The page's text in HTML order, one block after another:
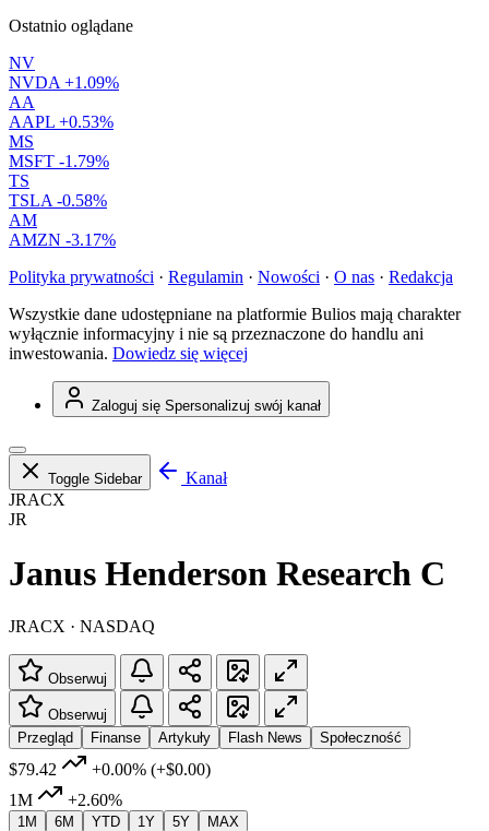
Ostatnio oglądane
NV
NVDA +1.09%
AA
AAPL +0.53%
MS
MSFT -1.79%
TS
TSLA -0.58%
AM
AMZN -3.17%
Polityka prywatności · Regulamin · Nowości · O nas · Redakcja
Wszystkie dane udostępniane na platformie Bulios mają charakter
wyłącznie informacyjny i nie są przeznaczone do handlu ani
inwestowania. Dowiedz się więcej
Zaloguj się Spersonalizuj swój kanał
Toggle Sidebar
Kanał
JRACX
JR
Janus Henderson Research C
JRACX · NASDAQ
Obserwuj
Obserwuj
Przegląd
Finanse Artykuły Flash News Społeczność
$79.42 +0.00% (+$0.00)
1M
+2.60%
1M 6M YTD 1Y 5Y MAX